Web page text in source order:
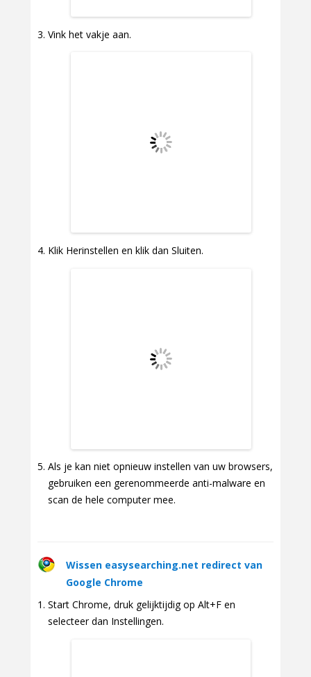
Vink het vakje aan.
Klik Herinstellen en klik dan Sluiten.
Als je kan niet opnieuw instellen van uw browsers,
gebruiken een gerenommeerde anti-malware en
scan de hele computer mee.
Wissen easysearching.net redirect van
Google Chrome
Start Chrome, druk gelijktijdig op Alt+F en
selecteer dan Instellingen.